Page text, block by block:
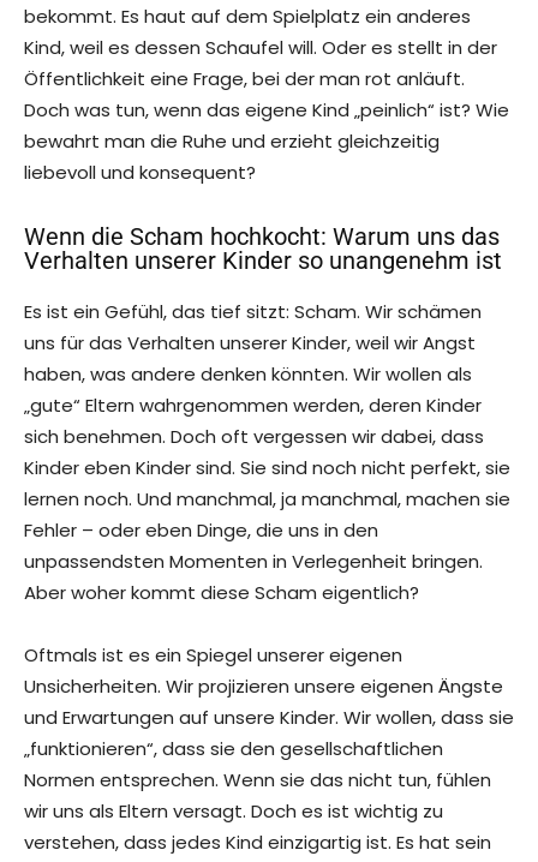
bekommt. Es haut auf dem Spielplatz ein anderes
Kind, weil es dessen Schaufel will. Oder es stellt in der
Öffentlichkeit eine Frage, bei der man rot anläuft.
Doch was tun, wenn das eigene Kind „peinlich“ ist? Wie
bewahrt man die Ruhe und erzieht gleichzeitig
liebevoll und konsequent?
Wenn die Scham hochkocht: Warum uns das
Verhalten unserer Kinder so unangenehm ist
Es ist ein Gefühl, das tief sitzt: Scham. Wir schämen
uns für das Verhalten unserer Kinder, weil wir Angst
haben, was andere denken könnten. Wir wollen als
„gute“ Eltern wahrgenommen werden, deren Kinder
sich benehmen. Doch oft vergessen wir dabei, dass
Kinder eben Kinder sind. Sie sind noch nicht perfekt, sie
lernen noch. Und manchmal, ja manchmal, machen sie
Fehler – oder eben Dinge, die uns in den
unpassendsten Momenten in Verlegenheit bringen.
Aber woher kommt diese Scham eigentlich?
Oftmals ist es ein Spiegel unserer eigenen
Unsicherheiten. Wir projizieren unsere eigenen Ängste
und Erwartungen auf unsere Kinder. Wir wollen, dass sie
„funktionieren“, dass sie den gesellschaftlichen
Normen entsprechen. Wenn sie das nicht tun, fühlen
wir uns als Eltern versagt. Doch es ist wichtig zu
verstehen, dass jedes Kind einzigartig ist. Es hat sein